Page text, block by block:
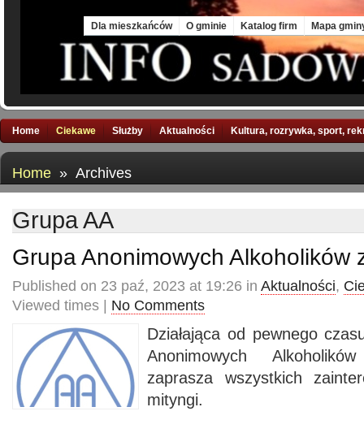
Dla mieszkańców O gminie Katalog firm Mapa
Home Ciekawe Służby Aktualności Kultura, rozrywka, sport,
Home » Archives
Grupa AA
Grupa Anonimowych
Published on 23 paź, 2023 at 19:26 in Aktualności,
Viewed times | No Comments
Działająca od pewnego
Anonimowych
zaprasza wszystkich
mityngi.